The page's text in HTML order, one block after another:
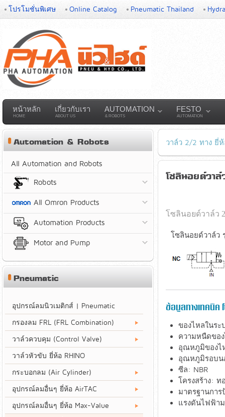
โปรโมชั่นพิเศษ Online Catalog Pneumatic Thailand
หน้าหลัก
HOME
เกี่ยวกับเรา
ABOUT US
AUTOMATION
& ROBOTS
FESTO
AUTOMATION
วาล์ว 2/2 ทาง ยี่ห้
โซลินอยด์วา
โซลินอยด์วาล์ว 2
โซลินอยด์วาล์ว
ข้อมูลทางเทคนิค
ของไหลในร
ความหนืดขอ
อุณหภูมิของไ
อุณหภูมิรอบน
ซีล: NBR
โครงสร้าง: ท
มาตรฐานกา
แรงดันไฟฟ้า
Automation & Robots
All Automation and Robots
Robots
All Omron Products
Automation Products
Motor and Pump
Pneumatic
อุปกรณ์ลมนิวเมติกส์ | Pneumatic
กรองลม FRL (FRL Combination)
วาล์วควบคุม (Control Valve)
วาล์วหัวขับ ยี่ห้อ RHINO
กระบอกลม (Air Cylinder)
อุปกรณ์ลมอื่นๆ ยี่ห้อ AirTAC
อุปกรณ์ลมอื่นๆ ยี่ห้อ Max-Value